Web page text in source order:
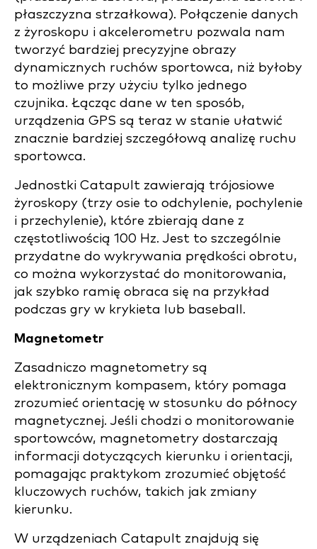
płaszczyzna strzałkowa). Połączenie danych
z żyroskopu i akcelerometru pozwala nam
tworzyć bardziej precyzyjne obrazy
dynamicznych ruchów sportowca, niż byłoby
to możliwe przy użyciu tylko jednego
czujnika. Łącząc dane w ten sposób,
urządzenia GPS są teraz w stanie ułatwić
znacznie bardziej szczegółową analizę ruchu
sportowca.
Jednostki Catapult zawierają trójosiowe
żyroskopy (trzy osie to odchylenie, pochylenie
i przechylenie), które zbierają dane z
częstotliwością 100 Hz. Jest to szczególnie
przydatne do wykrywania prędkości obrotu,
co można wykorzystać do monitorowania,
jak szybko ramię obraca się na przykład
podczas gry w krykieta lub baseball.
Magnetometr
Zasadniczo magnetometry są
elektronicznym kompasem, który pomaga
zrozumieć orientację w stosunku do północy
magnetycznej. Jeśli chodzi o monitorowanie
sportowców, magnetometry dostarczają
informacji dotyczących kierunku i orientacji,
pomagając praktykom zrozumieć objętość
kluczowych ruchów, takich jak zmiany
kierunku.
W urządzeniach Catapult znajdują się